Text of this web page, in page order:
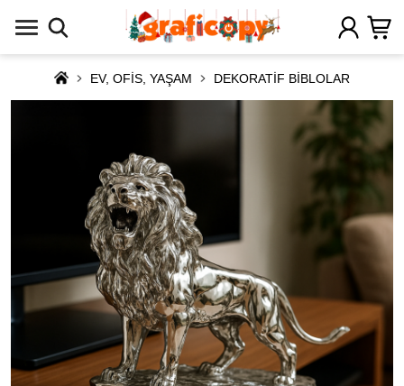
EV, OFİS, YAŞAM DEKORATİF BİBLOLAR